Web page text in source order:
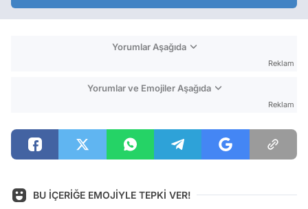
Yorumlar Aşağıda
Reklam
Yorumlar ve Emojiler Aşağıda
Reklam
BU İÇERİĞE EMOJİYLE TEPKİ VER!